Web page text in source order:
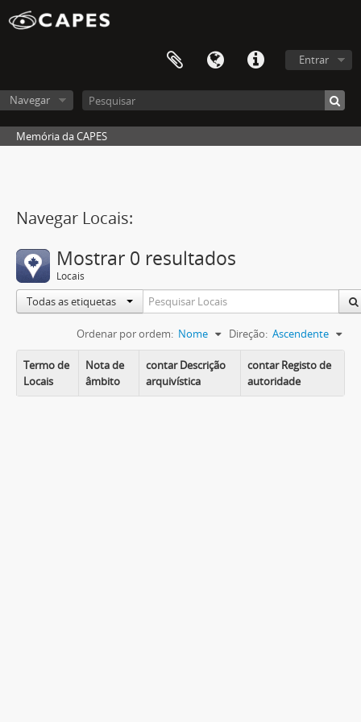
Entrar
Navegar
Memória da CAPES
Navegar Locais:
Mostrar 0 resultados
Locais
Todas as etiquetas
Ordenar por ordem: Nome Direção: Ascendente
Termo de
Locais
Nota de
âmbito
contar Descrição
arquivística
contar Registo de
autoridade